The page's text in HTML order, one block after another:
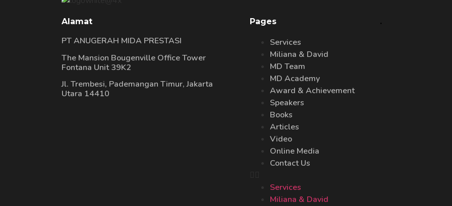
Alamat
PT ANUGERAH MIDA PRESTASI
The Mansion Bougenville Office Tower
Fontana Unit 39K2
Jl. Trembesi, Pademangan Timur, Jakarta
Utara 14410
Pages
Services
Miliana & David
MD Team
MD Academy
Award & Achievement
Speakers
Books
Articles
Video
Online Media
Contact Us
Services
Miliana & David
.